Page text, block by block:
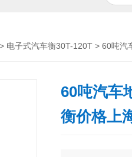
电子式汽车衡30T-120T > 60吨汽
60吨汽车
衡价格上